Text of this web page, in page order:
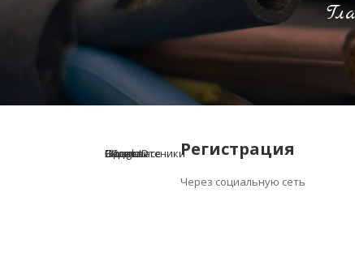
Регистрация
Через социальную сеть
uCoz uID
ВКонтакте
Google
Одноклассники
Яндекс